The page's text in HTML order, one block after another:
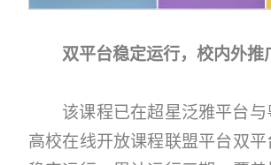
双平台稳定运行，校内外推
该课程已在超星泛雅平台
高校在线开放课程联盟平台双